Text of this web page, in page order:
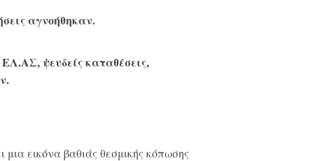
αγνοήθηκαν.
ψευδείς καταθέσεις,
εικόνα βαθιάς θεσμικής κόπωσης